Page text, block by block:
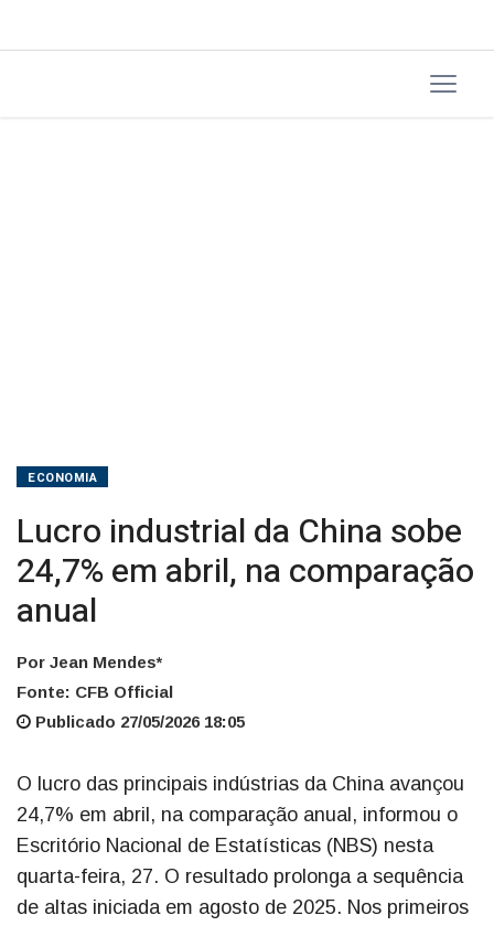
ECONOMIA
Lucro industrial da China sobe
24,7% em abril, na comparação
anual
Por Jean Mendes*
Fonte: CFB Official
Publicado 27/05/2026 18:05
O lucro das principais indústrias da China avançou
24,7% em abril, na comparação anual, informou o
Escritório Nacional de Estatísticas (NBS) nesta
quarta-feira, 27. O resultado prolonga a sequência
de altas iniciada em agosto de 2025. Nos primeiros